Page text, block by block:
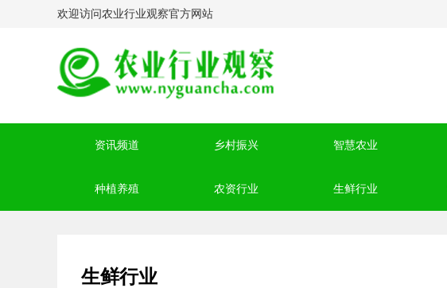
欢迎访问农业行业观察官方网站
资讯频道 乡村振兴 智慧农业
种植养殖 农资行业 生鲜行业
生鲜行业